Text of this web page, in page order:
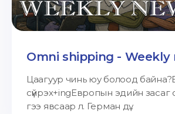
Omni shipping - Weekly
Цаагуур чинь юу болоод
сүйрэх+ingЕвропын эдийн засаг
гээ явсаар л. Герман дү...